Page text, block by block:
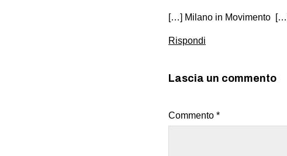
[…] Milano in Movimento
Rispondi
Lascia un commento
Commento *